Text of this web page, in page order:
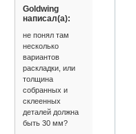
Goldwing
написал(а):
не понял там
несколько
вариантов
раскладки, или
толщина
собранных и
склеенных
деталей должна
быть 30 мм?